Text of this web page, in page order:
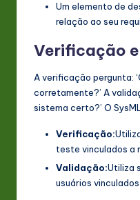
Um elemento de
relação ao seu
Verificação
A verificação pergunta:
corretamente?’ A
sistema certo?’ O
Verificação:
teste vinculados a
Validação:Utiliza
usuários